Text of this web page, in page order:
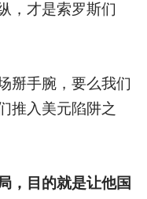
，才是索罗斯们
掰手腕，要么我们
推入美元陷阱之
，目的就是让他国